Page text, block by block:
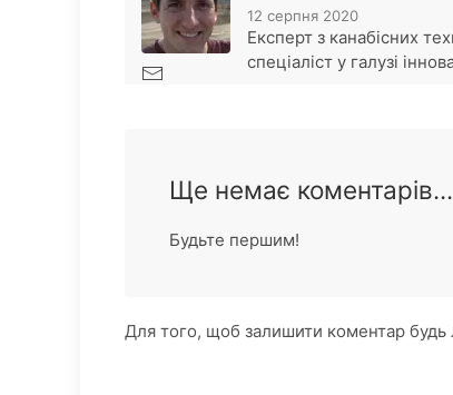
12 серпня 2020
Експерт з канабісних
спеціаліст у галузі
Ще немає коментарів...
Будьте першим!
Для того, щоб залишити коментар будь